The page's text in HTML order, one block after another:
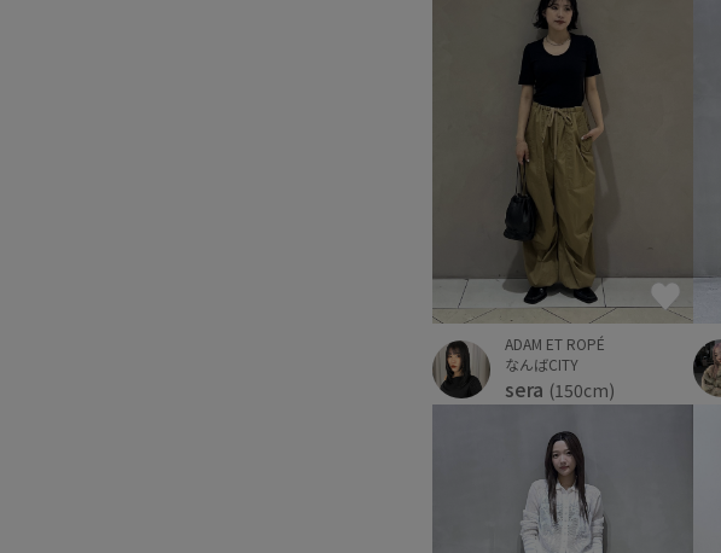
ADAM ET ROPÉ
なんばCITY
sera (150cm)